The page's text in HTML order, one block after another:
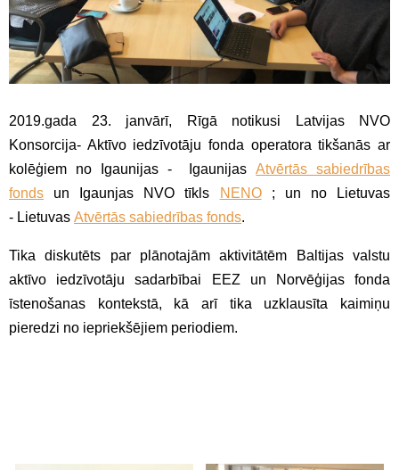
2019.gada 23. janvārī, Rīgā notikusi Latvijas NVO
Konsorcija- Aktīvo iedzīvotāju fonda operatora tikšanās ar
kolēģiem no Igaunijas - IgaunijasAtvērtās sabiedrības
fonds un Igaunjas NVO tīkls NENO; un no Lietuvas
- Lietuvas Atvērtās sabiedrības fonds.
Tika diskutēts par plānotajām aktivitātēm Baltijas valstu
aktīvo iedzīvotāju sadarbībai EEZ un Norvēģijas fonda
īstenošanas kontekstā, kā arī tika uzklausīta kaimiņu
pieredzi no iepriekšējiem periodiem.